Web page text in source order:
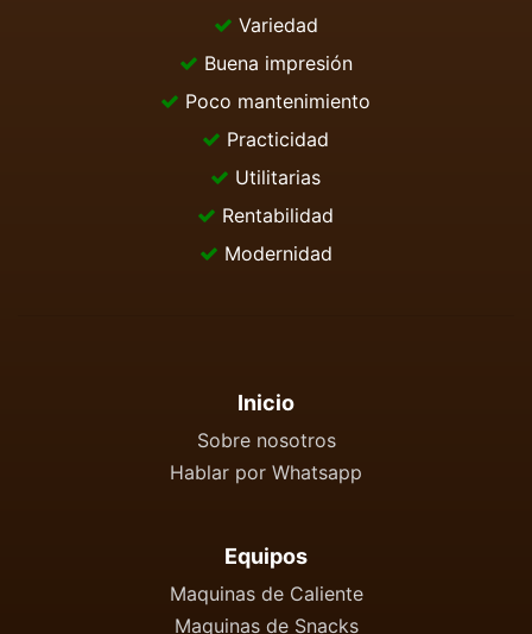
Variedad
Buena impresión
Poco mantenimiento
Practicidad
Utilitarias
Rentabilidad
Modernidad
Inicio
Sobre nosotros
Hablar por Whatsapp
Equipos
Maquinas de Caliente
Maquinas de Snacks